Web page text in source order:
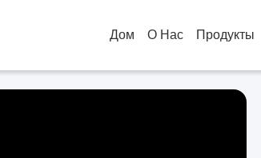
Дом О Нас Продукты